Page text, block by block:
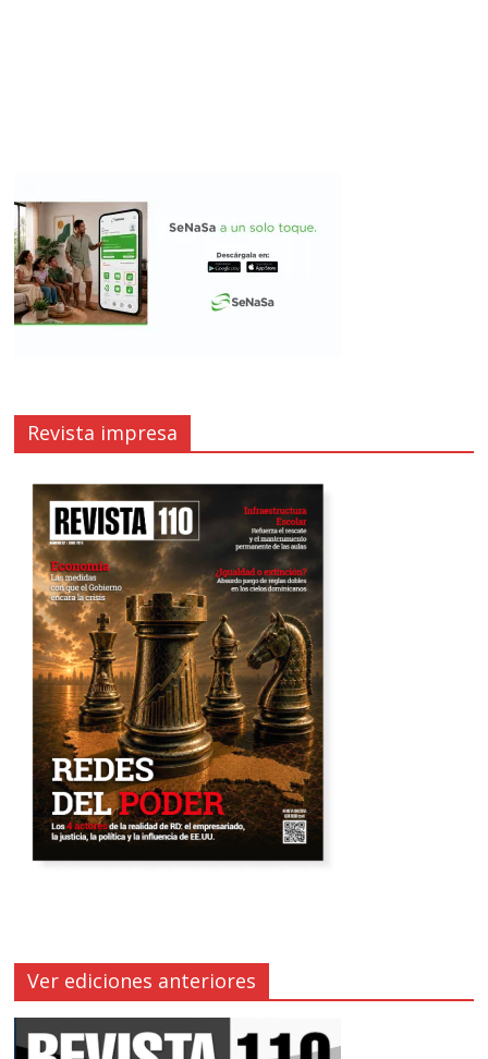
Revista impresa
Ver ediciones anteriores